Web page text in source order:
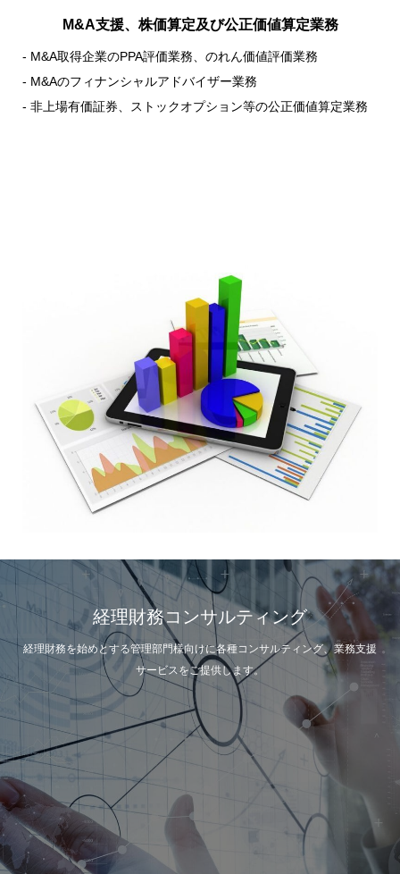
M&A支援、株価算定及び公正価値算定業務
- M&A取得企業のPPA評価業務、のれん価値評価業務
- M&Aのフィナンシャルアドバイザー業務
- 非上場有価証券、ストックオプション等の公正価値算定業務
経理財務コンサルティング
経理財務を始めとする管理部門様向けに各種コンサルティング、業務支援
サービスをご提供します。